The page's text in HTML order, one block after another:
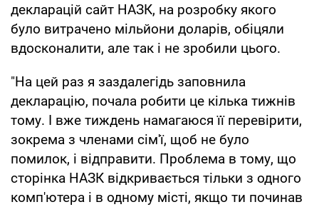
декларацій сайт НАЗК, на розробку якого
було витрачено мільйони доларів, обіцяли
вдосконалити, але так і не зробили цього.
"На цей раз я заздалегідь заповнила
декларацію, почала робити це кілька тижнів
тому. І вже тиждень намагаюся її перевірити,
зокрема з членами сім'ї, щоб не було
помилок, і відправити. Проблема в тому, що
сторінка НАЗК відкривається тільки з одного
комп'ютера і в одному місті, якщо ти починав